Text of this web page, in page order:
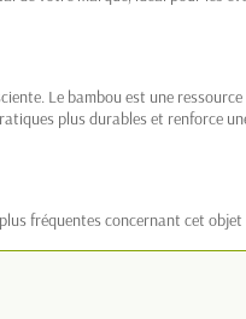
Le bambou est une ressource
plus durables et renforce
fréquentes concernant cet